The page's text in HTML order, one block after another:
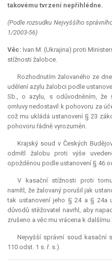
takovému tvrzení nepřihlédne.
(Podle rozsudku Nejvyššího
1/2003-56)
Věc: Ivan M. (Ukrajina) proti
stížnosti žalobce.
Rozhodnutím žalovaného ze
udělení azylu žalobci podle
Sb., o azylu, s odůvodněním, že
omluvy nedostavil k pohovoru za
což mu ukládá ustanovení § 23
pohovoru řádně vyrozuměn.
Krajský soud v Českých
odmítl žalobu proti výše
opožděnou podle ustanovení § 46
V kasační stížnosti proti
namítl, že žalovaný porušil jak
tak ustanovení jeho § 24 a § 24a
důvodů stěžovatel navrhl, aby
zrušeno a věc mu vrácena k dalšímu
Nejvyšší správní soud kasační
110 odst. 1 s. ř. s.).